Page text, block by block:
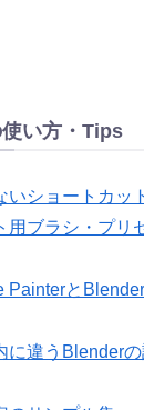
い方・Tips
いショートカッ
用ブラシ・プリ
Painterと
に違うBlender